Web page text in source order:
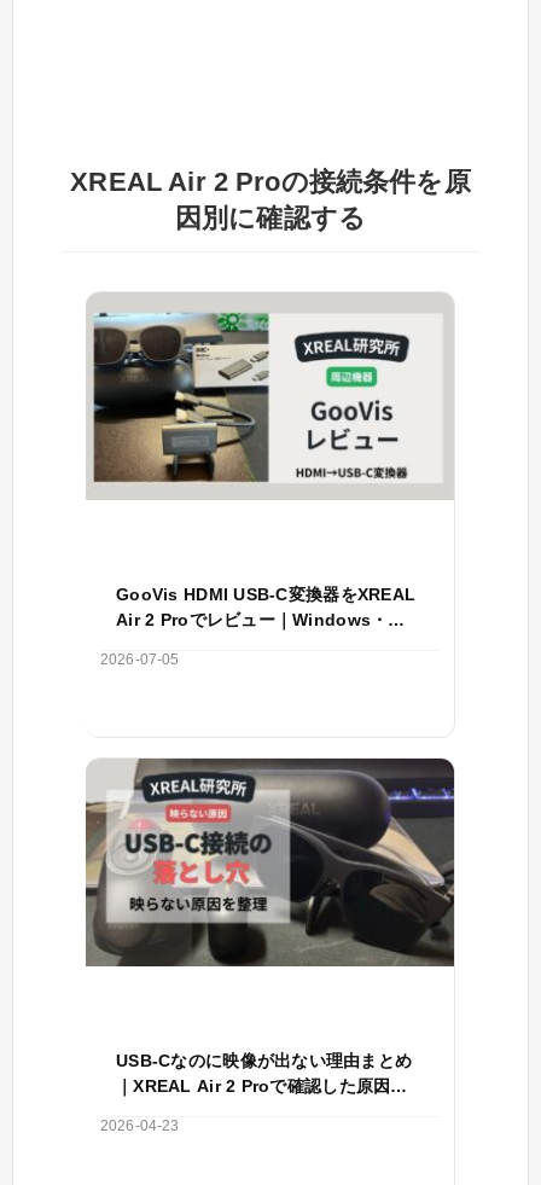
XREAL Air 2 Proの接続条件を原
因別に確認する
GooVis HDMI USB-C変換器をXREAL
Air 2 Proでレビュー｜Windows・
2026-07-05
USB-Cなのに映像が出ない理由まとめ
｜XREAL Air 2 Proで確認した原因を
2026-04-23